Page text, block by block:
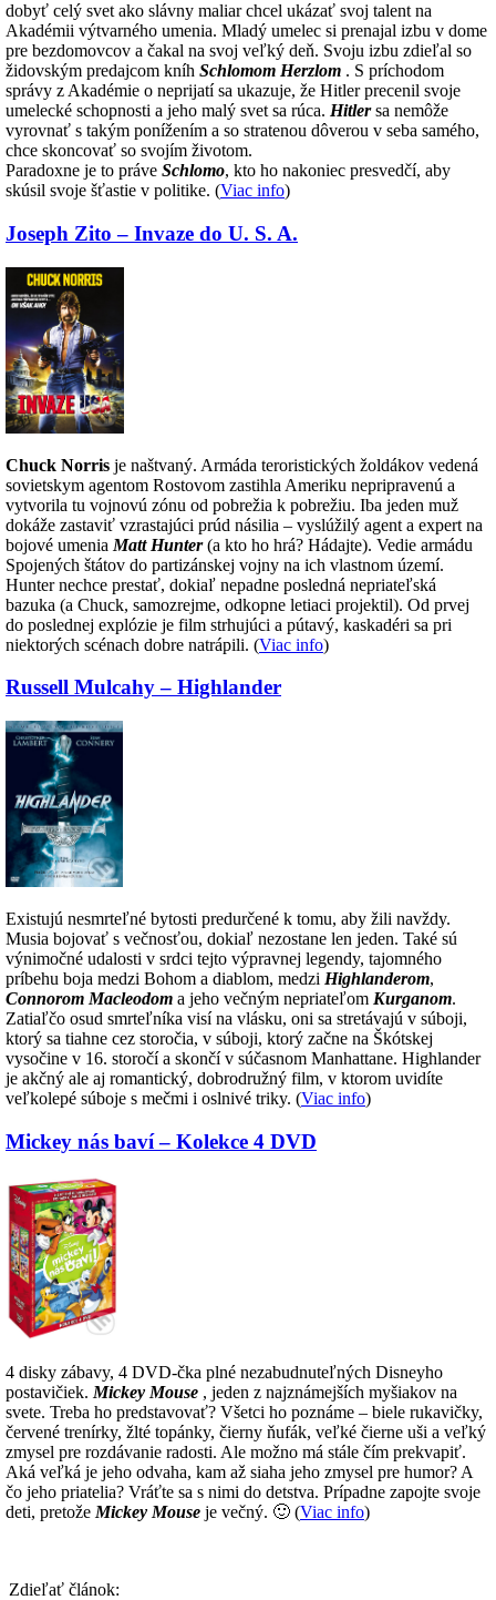
dobyť celý svet ako slávny maliar chcel ukázať svoj talent na
Akadémii výtvarného umenia. Mladý umelec si prenajal izbu v dome
pre bezdomovcov a čakal na svoj veľký deň. Svoju izbu zdieľal so
židovským predajcom kníh Schlomom Herzlom . S príchodom
správy z Akadémie o neprijatí sa ukazuje, že Hitler precenil svoje
umelecké schopnosti a jeho malý svet sa rúca. Hitlersa nemôže
vyrovnať s takým ponížením a so stratenou dôverou v seba samého,
chce skoncovať so svojím životom.
Paradoxne je to práve Schlomo, kto ho nakoniec presvedčí, aby
skúsil svoje šťastie v politike. (Viac info)
Joseph Zito – Invaze do U. S. A.
Chuck Norris je naštvaný. Armáda teroristických žoldákov vedená
sovietskym agentom Rostovom zastihla Ameriku nepripravenú a
vytvorila tu vojnovú zónu od pobrežia k pobrežiu. Iba jeden muž
dokáže zastaviť vzrastajúci prúd násilia – vyslúžilý agent a expert na
bojové umenia Matt Hunter(a kto ho hrá? Hádajte). Vedie armádu
Spojených štátov do partizánskej vojny na ich vlastnom území.
Hunter nechce prestať, dokiaľ nepadne posledná nepriateľská
bazuka (a Chuck, samozrejme, odkopne letiaci projektil). Od prvej
do poslednej explózie je film strhujúci a pútavý, kaskadéri sa pri
niektorých scénach dobre natrápili. (Viac info)
Russell Mulcahy – Highlander
Existujú nesmrteľné bytosti predurčené k tomu, aby žili navždy.
Musia bojovať s večnosťou, dokiaľ nezostane len jeden. Také sú
výnimočné udalosti v srdci tejto výpravnej legendy, tajomného
príbehu boja medzi Bohom a diablom, medzi Highlanderom,
Connorom Macleodom a jeho večným nepriateľom Kurganom.
Zatiaľčo osud smrteľníka visí na vlásku, oni sa stretávajú v súboji,
ktorý sa tiahne cez storočia, v súboji, ktorý začne na Škótskej
vysočine v 16. storočí a skončí v súčasnom Manhattane. Highlander
je akčný ale aj romantický, dobrodružný film, v ktorom uvidíte
veľkolepé súboje s mečmi i oslnivé triky. (Viac info)
Mickey nás baví – Kolekce 4 DVD
4 disky zábavy, 4 DVD-čka plné nezabudnuteľných Disneyho
postavičiek.Mickey Mouse , jeden z najznámejších myšiakov na
svete. Treba ho predstavovať? Všetci ho poznáme – biele rukavičky,
červené trenírky, žlté topánky, čierny ňufák, veľké čierne uši a veľký
zmysel pre rozdávanie radosti. Ale možno má stále čím prekvapiť.
Aká veľká je jeho odvaha, kam až siaha jeho zmysel pre humor? A
čo jeho priatelia? Vráťte sa s nimi do detstva. Prípadne zapojte svoje
deti, pretožeMickey Mouse je večný. 🙂 (Viac info)
Zdieľať článok: